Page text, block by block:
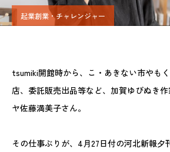
起業創業・チャレンジャー
tsumiki開館時から、こ・あきない市やも
店、委託販売出品等など、加賀ゆびぬき
ヤ佐藤満美子さん。
その仕事ぶりが、4月27日付の河北新報夕